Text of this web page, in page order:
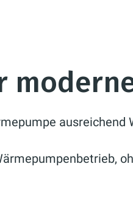
ausreichend